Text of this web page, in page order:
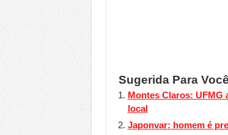
Sugerida Para
Montes Claros: UFMG
local
Japonvar: homem é